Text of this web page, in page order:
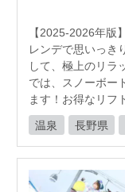
【2025-2026年版
レンデで思いっき
して、極上のリラ
では、スノーボー
ます！お得なリフ
温泉 長野県